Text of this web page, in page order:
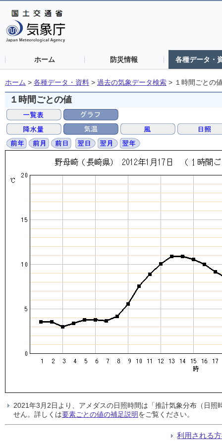
ホーム 防災情報 各種データ・
ホーム > 各種データ・資料 > 過去の気象データ検索 > １時間ごとの
１時間ごとの値
2021年3月2日より、アメダスの日照時間は「推計気象分布（日
せん。詳しくは要素ごとの値の補足説明をご覧ください。
利用される